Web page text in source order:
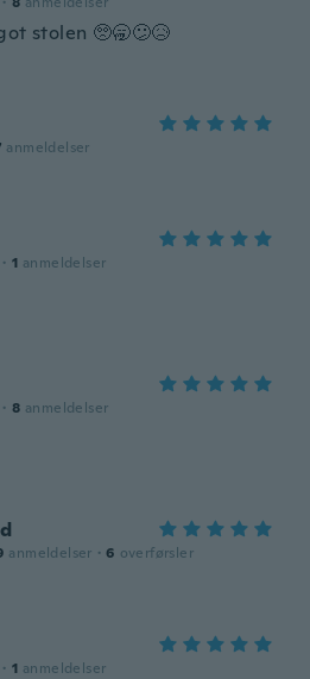
stolen 🥺🥱😕😥
anmeldelser
· 1 anmeldelser
· 8 anmeldelser
anmeldelser · 6 overførsler
· 1 anmeldelser